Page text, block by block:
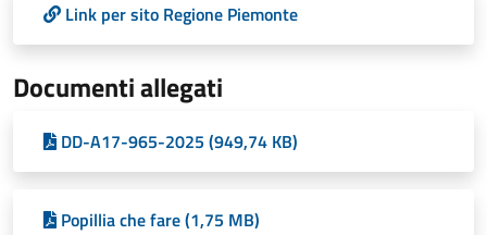
Link per sito Regione Piemonte
Documenti allegati
DD-A17-965-2025 (949,74 KB)
Popillia che fare (1,75 MB)